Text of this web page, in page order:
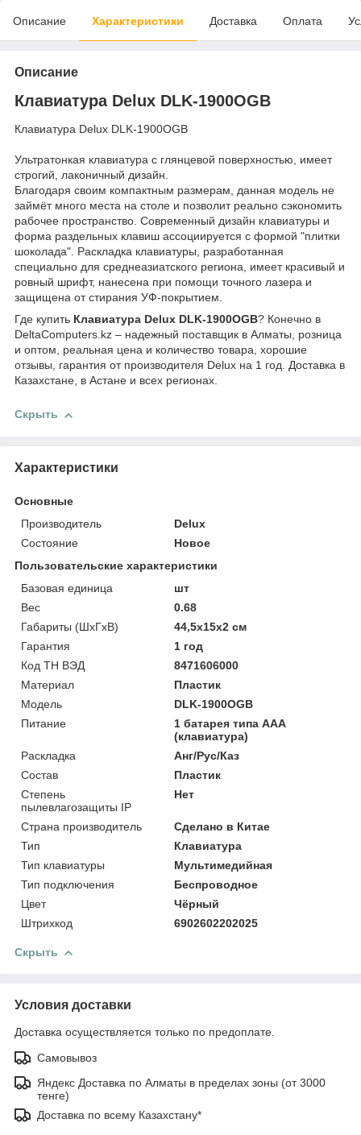
Описание Характеристики Доставка Оплата
Описание
Клавиатура Delux DLK-1900OGB
Клавиатура Delux DLK-1900OGB
Ультратонкая клавиатура с глянцевой поверхностью, имеет
строгий, лаконичный дизайн.
Благодаря своим компактным размерам, данная модель не
займёт много места на столе и позволит реально сэкономить
рабочее пространство. Современный дизайн клавиатуры и
форма раздельных клавиш ассоциируется с формой "плитки
шоколада". Раскладка клавиатуры, разработанная
специально для среднеазиатского региона, имеет красивый и
ровный шрифт, нанесена при помощи точного лазера и
защищена от стирания УФ-покрытием.
Где купить Клавиатура Delux DLK-1900OGB? Конечно в
DeltaComputers.kz – надежный поставщик в Алматы, розница
и оптом, реальная цена и количество товара, хорошие
отзывы, гарантия от производителя Delux на 1 год. Доставка в
Казахстане, в Астане и всех регионах.
Скрыть
Характеристики
Основные
Производитель
Delux
Состояние
Новое
Пользовательские характеристики
Базовая единица
шт
Вес
0.68
Габариты (ШхГхВ)
44,5х15х2 см
Гарантия
1 год
Код ТН ВЭД
8471606000
Материал
Пластик
Модель
DLK-1900OGB
Питание
1 батарея типа AAA
(клавиатура)
Раскладка
Анг/Рус/Каз
Состав
Пластик
Степень
пылевлагозащиты IP
Нет
Страна производитель
Сделано в Китае
Тип
Клавиатура
Тип клавиатуры
Мультимедийная
Тип подключения
Беспроводное
Цвет
Чёрный
Штрихкод
6902602202025
Скрыть
Условия доставки
Доставка осуществляется только по предоплате.
Самовывоз
Яндекс Доставка по Алматы в пределах зоны (от 3000
тенге)
Доставка по всему Казахстану*